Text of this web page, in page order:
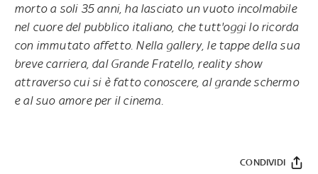
morto a soli 35 anni, ha lasciato un vuoto incolmabile
nel cuore del pubblico italiano, che tutt'oggi lo ricorda
con immutato affetto. Nella gallery, le tappe della sua
breve carriera, dal Grande Fratello, reality show
attraverso cui si è fatto conoscere, al grande schermo
e al suo amore per il cinema.
CONDIVIDI